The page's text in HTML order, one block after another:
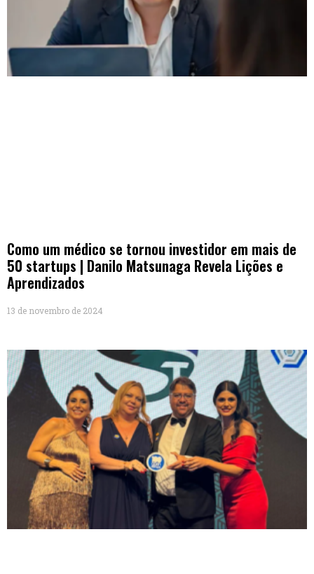
Como um médico se tornou investidor em mais de
50 startups | Danilo Matsunaga Revela Lições e
Aprendizados
13 de novembro de 2024